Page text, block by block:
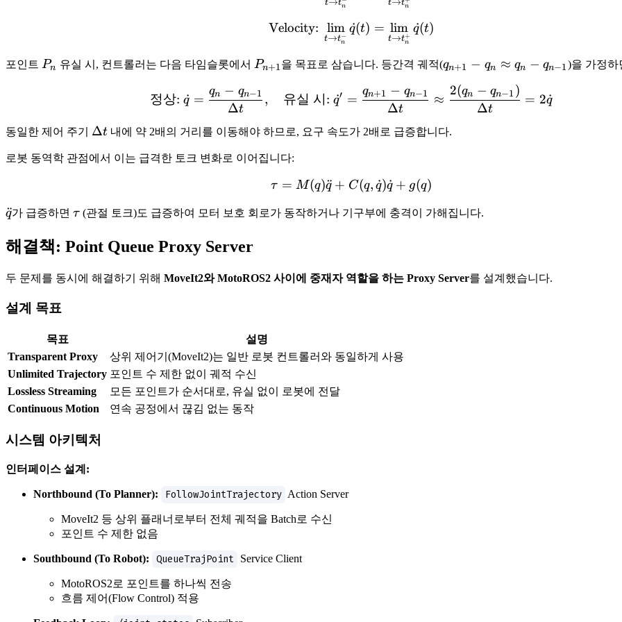
t tn t tn
\text{Velocity: } \lim_{t \to t_n^-}
Velocity:
t→tn
−
lim q
˙(t) =
t→tn
+
lim q
˙(t)
포인트 P_n
Pn 유실 시, 컨트롤러는 다음 타임슬롯에서 P_{n+1}
Pn+1을 목표로 삼습니다. 등간격 궤적(q_{n+1}
\approx
q_{n-1}
qn+1 − qn ≈ qn − qn−1)을 가정하
\text{정상: } \dot{q} = \frac{q_n - q_{n-
정상:q
˙ =
Δt
qn − qn−1 , 유실 시 :q
˙′ =
Δt
qn+1 − qn−1 ≈
Δt
2(qn − qn−1 )
= 2q
˙
동일한 제어 주기 \Delta
Δt 내에 약 2배의 거리를 이동해야 하므로, 요구 속도가 2배로 급증합니다.
로봇 동역학 관점에서 이는 급격한 토크 변화로 이어집니다:
\tau = M(q)\ddot{q} + C(q, \dot{q})\dot{q}
τ = M(q)q
¨ + C(q, q
˙)q
˙ + g(q)
\ddot{q}
q
¨가 급증하면 \tau
τ (관절 토크)도 급증하여 모터 보호 회로가 동작하거나 기구부에 충격이 가해집니다.
해결책: Point Queue Proxy Server
두 문제를 동시에 해결하기 위해 MoveIt2와 MotoROS2 사이에 중재자 역할을 하는 Proxy Server를 설계했습니다.
설계 목표
목표
설명
Transparent Proxy
상위 제어기(MoveIt2)는 일반 로봇 컨트롤러와 동일하게 사용
Unlimited Trajectory 포인트 수 제한 없이 궤적 수신
Lossless Streaming
모든 포인트가 순서대로, 유실 없이 로봇에 전달
Continuous Motion
연속 공정에서 끊김 없는 동작
시스템 아키텍처
인터페이스 설계:
Northbound (To Planner): FollowJointTrajectory Action Server
MoveIt2 등 상위 플래너로부터 전체 궤적을 Batch로 수신
포인트 수 제한 없음
Southbound (To Robot): QueueTrajPoint Service Client
MotoROS2로 포인트를 하나씩 전송
흐름 제어(Flow Control) 적용